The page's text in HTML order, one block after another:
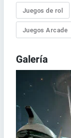
Juegos de rol
Juegos Arcade
Galería